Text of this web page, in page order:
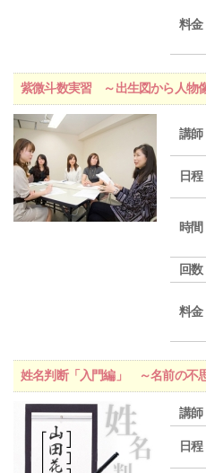
料金
紫微斗数実習 ～出生図から人物
講師
日程
時間
回数
料金
姓名判断「入門編」 ～名前の不
講師
日程